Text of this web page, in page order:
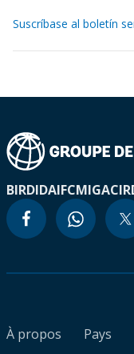
Suscríbase al boletín
BIRDIDAIFCMIGA
À propos
Pays